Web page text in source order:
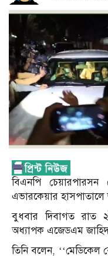
বিএনপি
এভারকেয়ার হাসপাতালে
বুধবার দিবাগত রাত
অধ্যাপক এজেডএম
তিনি বলেন, ‘‘মেডিকেল